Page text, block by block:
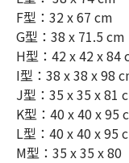
F型：32 x 67 cm
G型：38 x 71.5 cm
H型：42 x 42 x 84
I型：38 x 38 x 98
J型：35 x 35 x 81
K型：40 x 40 x 95
L型：40 x 40 x 95
M型：35 x 35 x 80